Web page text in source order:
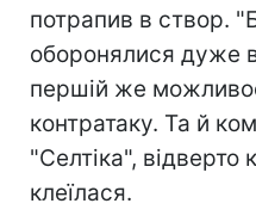
потрапив в створ.
оборонялися дуже
першій же
контратаку. Та й
"Селтіка", відверто
клеїлася.